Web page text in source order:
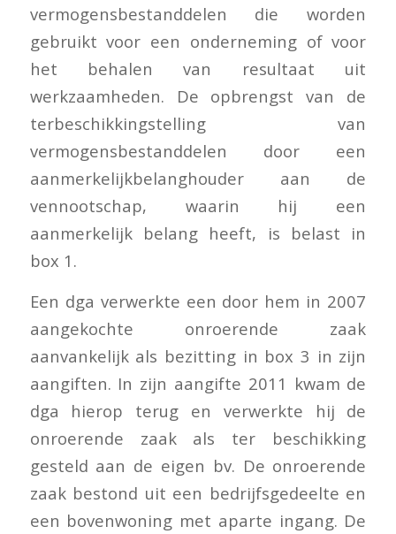
vermogensbestanddelen die worden
gebruikt voor een onderneming of voor
het behalen van resultaat uit
werkzaamheden. De opbrengst van de
terbeschikkingstelling van
vermogensbestanddelen door een
aanmerkelijkbelanghouder aan de
vennootschap, waarin hij een
aanmerkelijk belang heeft, is belast in
box 1.
Een dga verwerkte een door hem in 2007
aangekochte onroerende zaak
aanvankelijk als bezitting in box 3 in zijn
aangiften. In zijn aangifte 2011 kwam de
dga hierop terug en verwerkte hij de
onroerende zaak als ter beschikking
gesteld aan de eigen bv. De onroerende
zaak bestond uit een bedrijfsgedeelte en
een bovenwoning met aparte ingang. De